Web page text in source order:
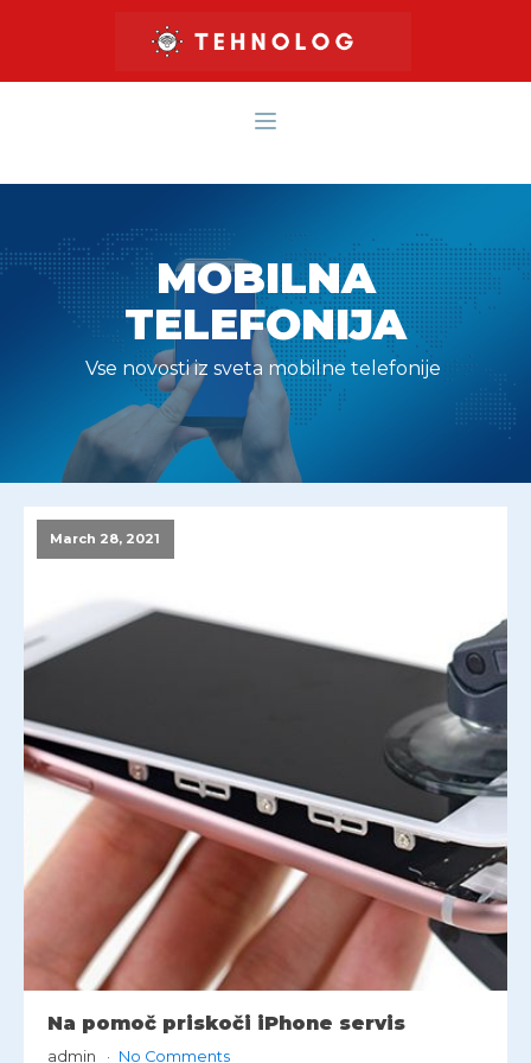
MOBILNA
TELEFONIJA
Vse novosti iz sveta mobilne telefonije
March 28, 2021
Na pomoč priskoči iPhone servis
admin No Comments